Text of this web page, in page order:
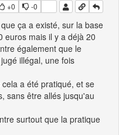
+0
-0
ça a existé, sur la base
euros mais il y a déjà 20
également que le
illégal, une fois
a été pratiqué, et se
sans être allés jusqu'au
surtout que la pratique